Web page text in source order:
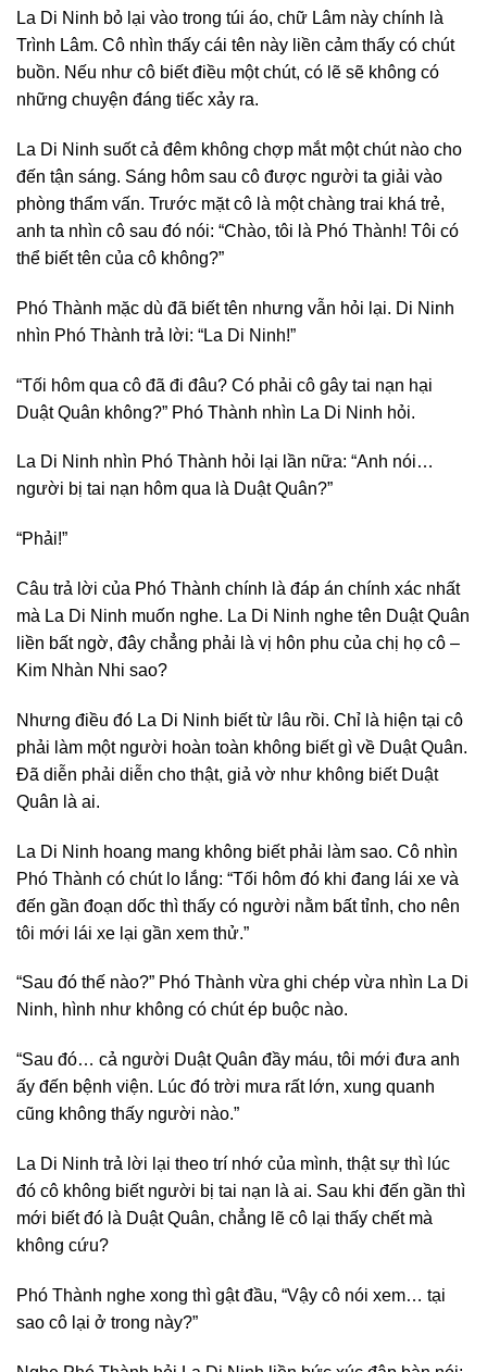
La Di Ninh bỏ lại vào trong túi áo, chữ Lâm này chính là
Trình Lâm. Cô nhìn thấy cái tên này liền cảm thấy có chút
buồn. Nếu như cô biết điều một chút, có lẽ sẽ không có
những chuyện đáng tiếc xảy ra.
La Di Ninh suốt cả đêm không chợp mắt một chút nào cho
đến tận sáng. Sáng hôm sau cô được người ta giải vào
phòng thẩm vấn. Trước mặt cô là một chàng trai khá trẻ,
anh ta nhìn cô sau đó nói: “Chào, tôi là Phó Thành! Tôi có
thể biết tên của cô không?”
Phó Thành mặc dù đã biết tên nhưng vẫn hỏi lại. Di Ninh
nhìn Phó Thành trả lời: “La Di Ninh!”
“Tối hôm qua cô đã đi đâu? Có phải cô gây tai nạn hại
Duật Quân không?” Phó Thành nhìn La Di Ninh hỏi.
La Di Ninh nhìn Phó Thành hỏi lại lần nữa: “Anh nói…
người bị tai nạn hôm qua là Duật Quân?”
“Phải!”
Câu trả lời của Phó Thành chính là đáp án chính xác nhất
mà La Di Ninh muốn nghe. La Di Ninh nghe tên Duật Quân
liền bất ngờ, đây chẳng phải là vị hôn phu của chị họ cô –
Kim Nhàn Nhi sao?
Nhưng điều đó La Di Ninh biết từ lâu rồi. Chỉ là hiện tại cô
phải làm một người hoàn toàn không biết gì về Duật Quân.
Đã diễn phải diễn cho thật, giả vờ như không biết Duật
Quân là ai.
La Di Ninh hoang mang không biết phải làm sao. Cô nhìn
Phó Thành có chút lo lắng: “Tối hôm đó khi đang lái xe và
đến gần đoạn dốc thì thấy có người nằm bất tỉnh, cho nên
tôi mới lái xe lại gần xem thử.”
“Sau đó thế nào?” Phó Thành vừa ghi chép vừa nhìn La Di
Ninh, hình như không có chút ép buộc nào.
“Sau đó… cả người Duật Quân đầy máu, tôi mới đưa anh
ấy đến bệnh viện. Lúc đó trời mưa rất lớn, xung quanh
cũng không thấy người nào.”
La Di Ninh trả lời lại theo trí nhớ của mình, thật sự thì lúc
đó cô không biết người bị tai nạn là ai. Sau khi đến gần thì
mới biết đó là Duật Quân, chẳng lẽ cô lại thấy chết mà
không cứu?
Phó Thành nghe xong thì gật đầu, “Vậy cô nói xem… tại
sao cô lại ở trong này?”